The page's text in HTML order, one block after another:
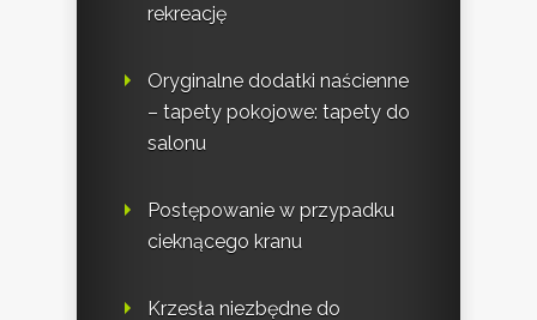
rekreację
Oryginalne dodatki naścienne
– tapety pokojowe: tapety do
salonu
Postępowanie w przypadku
cieknącego kranu
Krzesła niezbędne do